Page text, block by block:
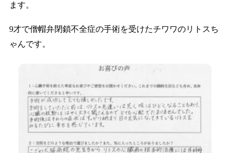
ます。
9才で僧帽弁閉鎖不全症の手術を受けたチワワのリトスち
ゃんです。